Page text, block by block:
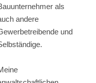
als
andere
und